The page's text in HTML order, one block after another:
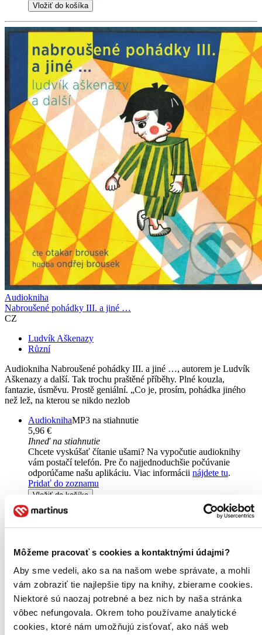
Môžeme pracovať s cookies a kontaktnými údajmi?
Aby sme vedeli, ako sa na našom webe správate, a mohli
vám zobraziť tie najlepšie tipy na knihy, zbierame cookies.
Niektoré sú naozaj potrebné a bez nich by naša stránka
vôbec nefungovala. Okrem toho používame analytické
cookies, ktoré nám umožňujú zisťovať, ako náš web
Vložiť do košíka
Audiokniha
Nabroušené pohádky III. a jiné …
CZ
Ludvík Aškenazy
Různí
Audiokniha Nabroušené pohádky III. a jiné …, autorem je Ludvík
Aškenazy a další. Tak trochu praštěné příběhy. Plné kouzla,
fantazie, úsměvu. Prostě geniální. „Co je, prosím, pohádka jiného
než lež, na kterou se nikdo nezlob
AudioknihaMP3 na stiahnutie
5,96 €
Ihneď na stiahnutie
Chcete vyskúšať čítanie ušami? Na vypočutie audioknihy
vám postačí telefón. Pre čo najjednoduchšie počúvanie
odporúčame našu aplikáciu. Viac informácii nájdete tu.
Pridať do zoznamu
Vložiť do košíka